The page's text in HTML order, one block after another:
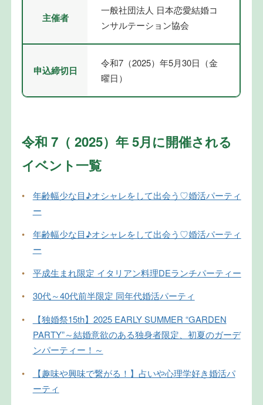
主催者
一般社団法人 日本恋愛結婚コ
ンサルテーション協会
申込締切日
令和7（2025）年5月30日（金
曜日）
令和 7（ 2025）年 5月に開催される
イベント一覧
•
年齢幅少な目♪オシャレをして出会う♡婚活パーティ
ー
•
年齢幅少な目♪オシャレをして出会う♡婚活パーティ
ー
•
平成生まれ限定 イタリアン料理DEランチパーティー
•
30代～40代前半限定 同年代婚活パーティ
•
【独婚祭15th】2025 EARLY SUMMER “GARDEN
PARTY”～結婚意欲のある独身者限定、初夏のガーデ
ンパーティー！～
•
【趣味や興味で繋がる！】占いや心理学好き婚活パ
ーティ